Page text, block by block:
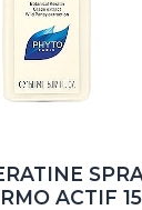
ACTIF